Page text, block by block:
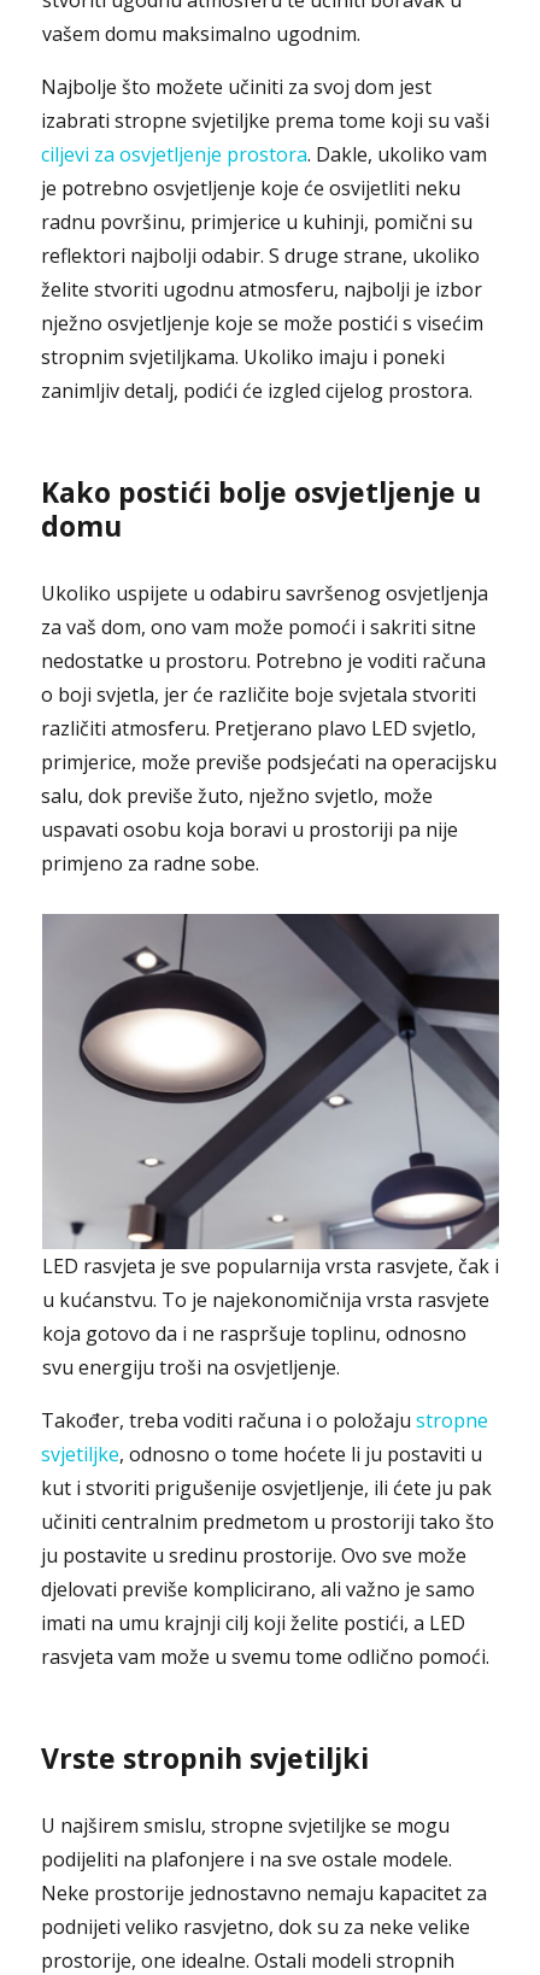
vašem domu maksimalno ugodnim.
Najbolje što možete učiniti za svoj dom jest
izabrati stropne svjetiljke prema tome koji su vaši
ciljevi za osvjetljenje prostora. Dakle, ukoliko vam
je potrebno osvjetljenje koje će osvijetliti neku
radnu površinu, primjerice u kuhinji, pomični su
reflektori najbolji odabir. S druge strane, ukoliko
želite stvoriti ugodnu atmosferu, najbolji je izbor
nježno osvjetljenje koje se može postići s visećim
stropnim svjetiljkama. Ukoliko imaju i poneki
zanimljiv detalj, podići će izgled cijelog prostora.
Kako postići bolje osvjetljenje u
domu
Ukoliko uspijete u odabiru savršenog osvjetljenja
za vaš dom, ono vam može pomoći i sakriti sitne
nedostatke u prostoru. Potrebno je voditi računa
o boji svjetla, jer će različite boje svjetala stvoriti
različiti atmosferu. Pretjerano plavo LED svjetlo,
primjerice, može previše podsjećati na operacijsku
salu, dok previše žuto, nježno svjetlo, može
uspavati osobu koja boravi u prostoriji pa nije
primjeno za radne sobe.
LED rasvjeta je sve popularnija vrsta rasvjete, čak i
u kućanstvu. To je najekonomičnija vrsta rasvjete
koja gotovo da i ne raspršuje toplinu, odnosno
svu energiju troši na osvjetljenje.
Također, treba voditi računa i o položajustropne
svjetiljke, odnosno o tome hoćete li ju postaviti u
kut i stvoriti prigušenije osvjetljenje, ili ćete ju pak
učiniti centralnim predmetom u prostoriji tako što
ju postavite u sredinu prostorije. Ovo sve može
djelovati previše komplicirano, ali važno je samo
imati na umu krajnji cilj koji želite postići, a LED
rasvjeta vam može u svemu tome odlično pomoći.
Vrste stropnih svjetiljki
U najširem smislu, stropne svjetiljke se mogu
podijeliti na plafonjere i na sve ostale modele.
Neke prostorije jednostavno nemaju kapacitet za
podnijeti veliko rasvjetno, dok su za neke velike
prostorije, one idealne. Ostali modeli stropnih